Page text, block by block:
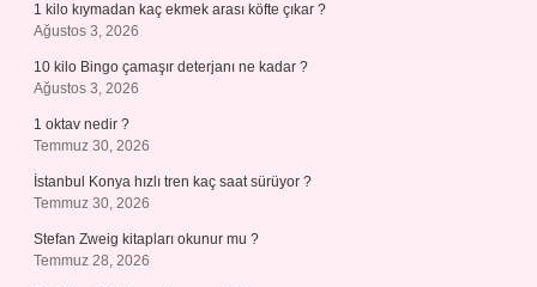
1 kilo kıymadan kaç ekmek arası köfte çıkar ?
Ağustos 3, 2026
10 kilo Bingo çamaşır deterjanı ne kadar ?
Ağustos 3, 2026
1 oktav nedir ?
Temmuz 30, 2026
İstanbul Konya hızlı tren kaç saat sürüyor ?
Temmuz 30, 2026
Stefan Zweig kitapları okunur mu ?
Temmuz 28, 2026